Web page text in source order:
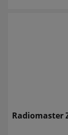
Radiomaster